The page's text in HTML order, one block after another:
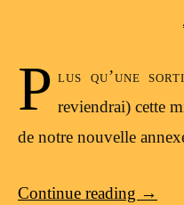
P lus qu’une
reviendrai) cette
de notre nouvelle
Continue reading →